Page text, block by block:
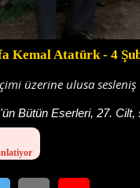
Kemal Atatürk- 4
üzerine ulusa sesleniş
Bütün Eserleri, 27. Cilt,